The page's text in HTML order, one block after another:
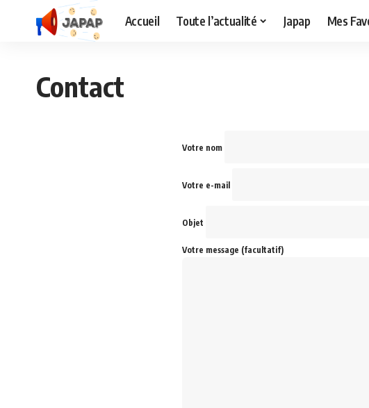
Accueil Toute l’actualité Japap Mes
Contact
Votre nom
Votre e-mail
Objet
Votre message (facultatif)